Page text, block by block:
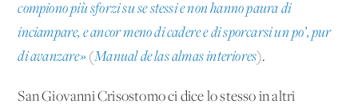
compiono più sforzi su se stessi e non hanno paura di
inciampare, e ancor meno di cadere e di sporcarsi un po’, pur
di avanzare»(Manual de las almas interiores).
San Giovanni Crisostomo ci dice lo stesso in altri